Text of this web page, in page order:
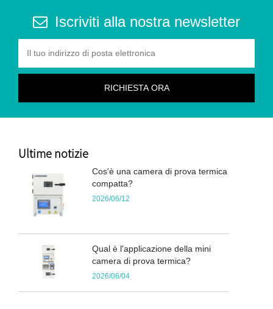
Iscriviti alla nostra newsletter
Ultime notizie
Cos'è una camera di prova termica
compatta?
2026/06/12
Qual è l'applicazione della mini
camera di prova termica?
2026/06/04